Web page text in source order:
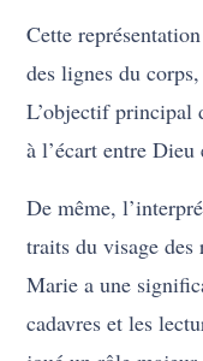
Cette
des lignes du
L’objectif principal
à l’écart entre Dieu
De même,
traits du visage des
Marie a une
cadavres et les